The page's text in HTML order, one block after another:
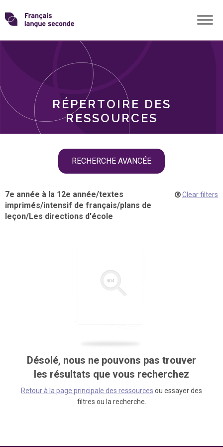
Skip
toTransformons
langue
RÉPERTOIRE DES
RESSOURCES
RECHERCHE AVANCÉE
THÈMES
7e année à la 12e année/textes
imprimés/intensif de français/plans de
leçon/Les directions d'école
Clear filters
Désolé, nous ne pouvons pas trouver
les résultats que vous recherchez
Retour à la page principale des ressources ou essayer des
filtres ou la recherche.